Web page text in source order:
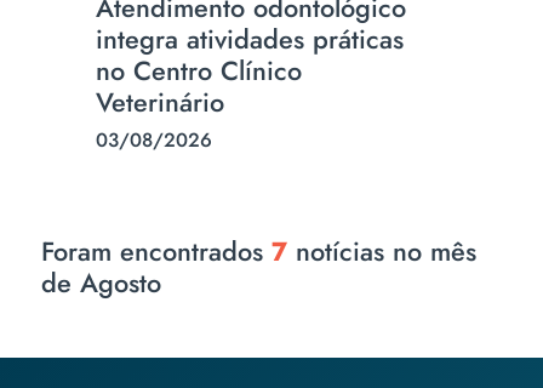
Atendimento odontológico
integra atividades práticas
no Centro Clínico
Veterinário
03/08/2026
Foram encontrados7 notícias no mês
de Agosto